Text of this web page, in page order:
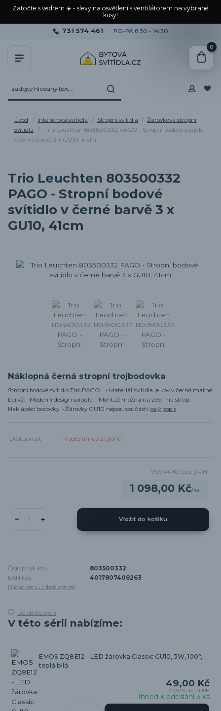
Zatočte s vedrem ☀️ - slevy na osvětlení s ventilátorem na vybrané
kusy!
731 574 461 PO-PÁ 8:30 - 14:30
0
Úvod Interiérová svítidla Stropní svítidla
Žárovková stropní
svítidla
Trio Leuchten 803500332 PAGO - Stropní bodové svítidlo
v černé barvě 3 x GU10, 41cm
Trio Leuchten 803500332
PAGO - Stropní bodové
svítidlo v černé barvě 3 x
GU10, 41cm
Náklopná černá stropní trojbodovka
Stropní bodové svítidlo Trio PAGO. - Materiál svítidla je kov v černé matné
barvě. - Moderní design svítidla. - Montáž možná na zeď i na strop. -
Naklápěcí bodovky. - Žárovky GU10 nejsou součástí. celý popis
Dostupnost K odeslání do 2 týdnů
1 098,00 Kč/ks
907,44 Kč bez DPH
Vložit do košíku
Číslo produktu:
803500332
EAN kód:
4017807408263
Hlídat cenu / dostupnost
Do oblíbených
V této sérii nabízíme:
EMOS ZQ8E12 - LED žárovka Classic GU10, 3W, 100°,
teplá bílá
49,00 Kč
40,50 Kč bez DPH
Ihned k odeslání 3 ks